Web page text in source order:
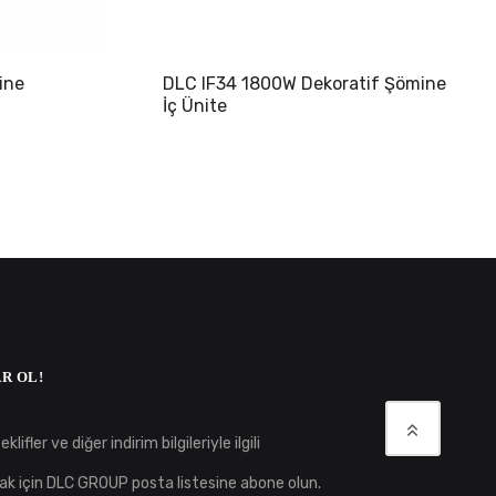
DLC IF34 1800W Dekoratif Şömine
İç Ünite
OL!
ve diğer indirim bilgileriyle ilgili
için DLC GROUP posta listesine abone olun.